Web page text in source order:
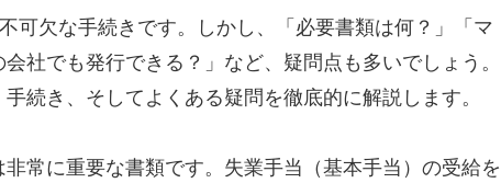
可欠な手続きです。しかし、「必要書類は何？」「マ
社でも発行できる？」など、疑問点も多いでしょう。
続き、そしてよくある疑問を徹底的に解説します。
非常に重要な書類です。失業手当（基本手当）の受給を